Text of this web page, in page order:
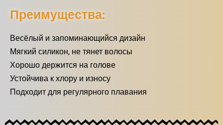
Преимущества:
Весёлый и запоминающийся дизайн
Мягкий силикон, не тянет волосы
Хорошо держится на голове
Устойчива к хлору и износу
Подходит для регулярного плавания